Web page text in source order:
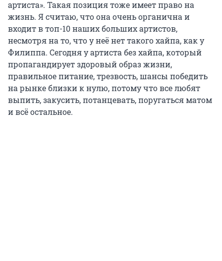
артиста». Такая позиция тоже имеет право на
жизнь. Я считаю, что она очень органична и
входит в топ-10 наших больших артистов,
несмотря на то, что у неё нет такого хайпа, как у
Филиппа. Сегодня у артиста без хайпа, который
пропагандирует здоровый образ жизни,
правильное питание, трезвость, шансы победить
на рынке близки к нулю, потому что все любят
выпить, закусить, потанцевать, поругаться матом
и всё остальное.